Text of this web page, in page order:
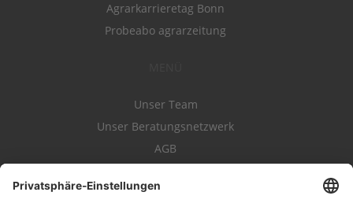
Agrarkarrieretag Bonn
Probeabo agrarzeitung
Unser Team
Unser Beratungsnetzwerk
AGB
Datenschutz